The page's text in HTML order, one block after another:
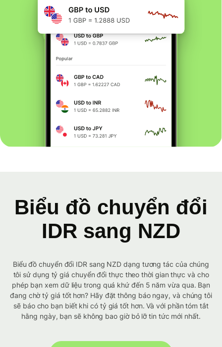
Biểu đồ chuyển đổi
IDR sang NZD
Biểu đồ chuyển đổi IDR sang NZD dạng tương tác của chúng
tôi sử dụng tỷ giá chuyển đổi thực theo thời gian thực và cho
phép bạn xem dữ liệu trong quá khứ đến 5 năm vừa qua. Bạn
đang chờ tỷ giá tốt hơn? Hãy đặt thông báo ngay, và chúng tôi
sẽ báo cho bạn biết khi có tỷ giá tốt hơn. Và với phần tóm tắt
hằng ngày, bạn sẽ không bao giờ bỏ lỡ tin tức mới nhất.